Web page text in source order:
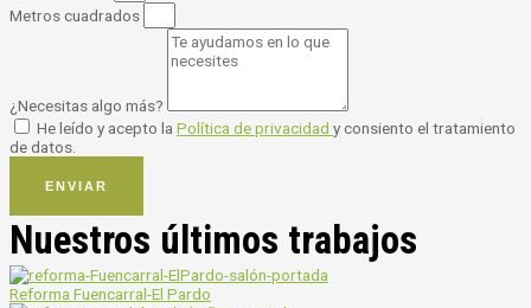
Metros cuadrados
¿Necesitas algo más?
He leído y acepto la Política de privacidad y consiento el tratamiento
de datos.
ENVIAR
Nuestros últimos trabajos
Reforma Fuencarral-El Pardo